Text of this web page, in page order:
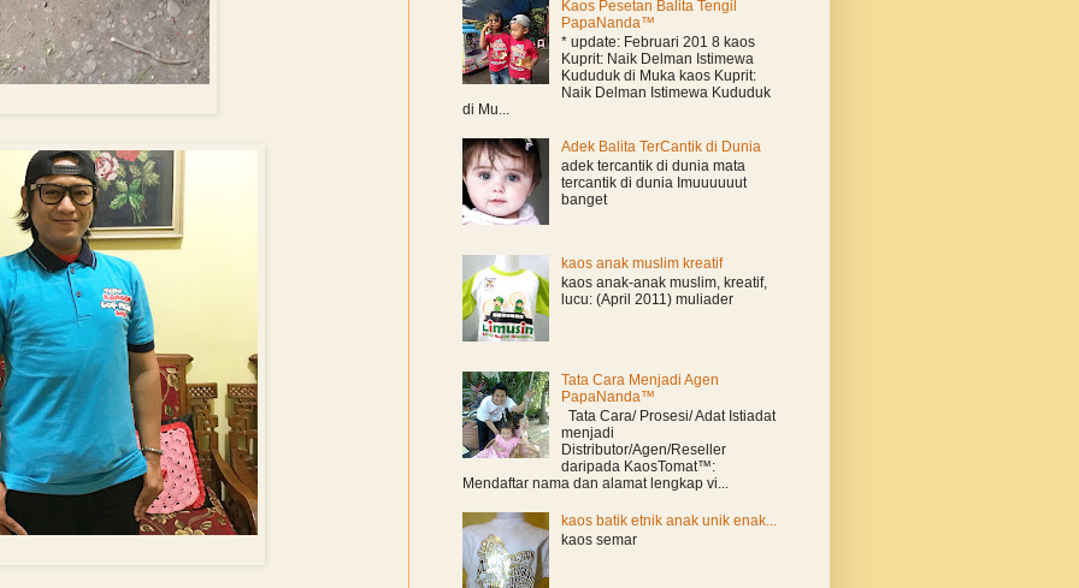
Kaos Pesetan Balita Tengil
PapaNanda™
* update: Februari 201 8 kaos
Kuprit: Naik Delman Istimewa
Kududuk di Muka kaos Kuprit:
Naik Delman Istimewa Kududuk
di Mu...
Adek Balita TerCantik di Dunia
adek tercantik di dunia mata
tercantik di dunia Imuuuuuut
banget
kaos anak muslim kreatif
kaos anak-anak muslim, kreatif,
lucu: (April 2011) muliader
Tata Cara Menjadi Agen
PapaNanda™
Tata Cara/ Prosesi/ Adat Istiadat
menjadi
Distributor/Agen/Reseller
daripada KaosTomat™:
Mendaftar nama dan alamat lengkap vi...
kaos batik etnik anak unik enak...
kaos semar